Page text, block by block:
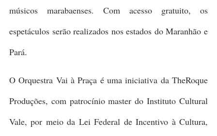
músicos marabaenses. Com acesso gratuito, os
espetáculos serão realizados nos estados do Maranhão e
Pará.
O Orquestra Vai à Praça é uma iniciativa da TheRoque
Produções, com patrocínio master do Instituto Cultural
Vale, por meio da Lei Federal de Incentivo à Cultura,